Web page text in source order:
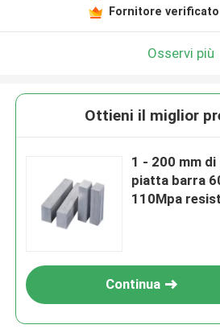
Fornitore verificato
Osservi più
Ottieni il miglior
1 - 200 mm
piatta barra
110Mpa
Continua